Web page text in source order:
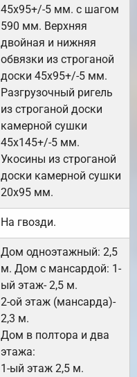
45х95+/-5 мм. с шагом
590 мм. Верхняя
двойная и нижняя
обвязки из строганой
доски 45х95+/-5 мм.
Разгрузочный ригель
из строганой доски
камерной сушки
45х145+/-5 мм.
Укосины из строганой
доски камерной сушки
20х95 мм.
На гвозди.
Дом одноэтажный: 2,5
м. Дом с мансардой: 1-
ый этаж- 2,5 м.
2-ой этаж (мансарда)-
2,3 м.
Дом в полтора и два
этажа:
1-ый этаж 2,5 м.